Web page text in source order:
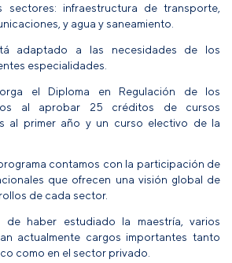
sectores: infraestructura de transporte,
y agua y saneamiento.
adaptado a las necesidades de los
especialidades.
el Diploma en Regulación de los
al aprobar 25 créditos de cursos
al primer año y un curso electivo de la
contamos con la participación de
que ofrecen una visión global de
de cada sector.
de haber estudiado la maestría, varios
actualmente cargos importantes tanto
como en el sector privado.